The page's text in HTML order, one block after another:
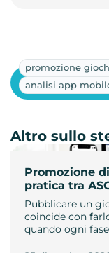
promozione
analisi app
Promozione
pratica tra
Pubblicare un
coincide con
quando ogni
Altro sullo